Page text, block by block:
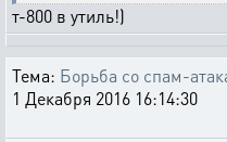
т-800 в утиль!)
Тема: Борьба со спам-
1 Декабря 2016 16:14:30